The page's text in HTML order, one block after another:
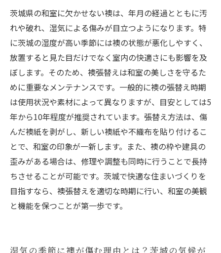
事例とその効果
茨城で襖張替えを依頼するときの注意点とおす
すめ業者選び
自分でできる簡単な襖修理法と日常メンテナン
スの秘訣
茨城県の和室に欠かせない襖は、年月の経過とともに汚
れや破れ、湿気による傷みが目立つようになります。特
に茨城の湿度が高い季節には襖の状態が悪化しやすく、
放置すると見た目だけでなく室内の快適さにも影響を及
ぼします。そのため、襖張替えは和室の美しさを守るた
めに重要なメンテナンスです。一般的に襖の張替え時期
は使用状況や素材によって異なりますが、目安としては5
年から10年程度が推奨されています。張替え方法は、傷
んだ襖紙を剥がし、新しい襖紙や不織布を貼り付けるこ
とで、和室の印象が一新します。また、襖の枠や建具の
歪みがある場合は、修理や調整も同時に行うことで長持
ちさせることが可能です。茨城で快適な住まいづくりを
目指すなら、襖張替えを適切な時期に行い、和室の美観
と機能を保つことが第一歩です。
湿気の季節に襖が傷む理由とは？茨城の気候が